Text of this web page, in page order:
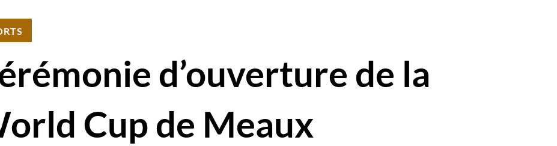
d’ouverture de la
Cup de Meaux